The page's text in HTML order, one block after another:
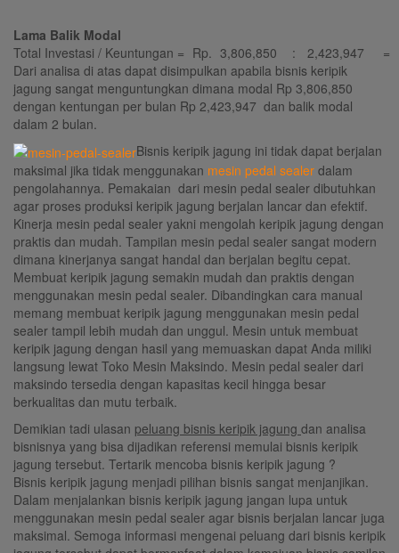
Lama Balik Modal
Total Investasi / Keuntungan = Rp. 3,806,850 : 2,423,947
=
Dari analisa di atas dapat disimpulkan apabila bisnis keripik
jagung sangat menguntungkan dimana modal Rp 3,806,850
dengan kentungan per bulan Rp 2,423,947 dan balik modal
dalam 2 bulan.
Bisnis keripik jagung ini tidak dapat berjalan
maksimal jika tidak menggunakan mesin pedal sealer dalam
pengolahannya. Pemakaian dari mesin pedal sealer dibutuhkan
agar proses produksi keripik jagung berjalan lancar dan efektif.
Kinerja mesin pedal sealer yakni mengolah keripik jagung dengan
praktis dan mudah. Tampilan mesin pedal sealer sangat modern
dimana kinerjanya sangat handal dan berjalan begitu cepat.
Membuat keripik jagung semakin mudah dan praktis dengan
menggunakan mesin pedal sealer. Dibandingkan cara manual
memang membuat keripik jagung menggunakan mesin pedal
sealer tampil lebih mudah dan unggul. Mesin untuk membuat
keripik jagung dengan hasil yang memuaskan dapat Anda miliki
langsung lewat Toko Mesin Maksindo. Mesin pedal sealer dari
maksindo tersedia dengan kapasitas kecil hingga besar
berkualitas dan mutu terbaik.
Demikian tadi ulasan peluang bisnis keripik jagung dan analisa
bisnisnya yang bisa dijadikan referensi memulai bisnis keripik
jagung tersebut. Tertarik mencoba bisnis keripik jagung ?
Bisnis keripik jagung menjadi pilihan bisnis sangat menjanjikan.
Dalam menjalankan bisnis keripik jagung jangan lupa untuk
menggunakan mesin pedal sealer agar bisnis berjalan lancar juga
maksimal. Semoga informasi mengenai peluang dari bisnis keripik